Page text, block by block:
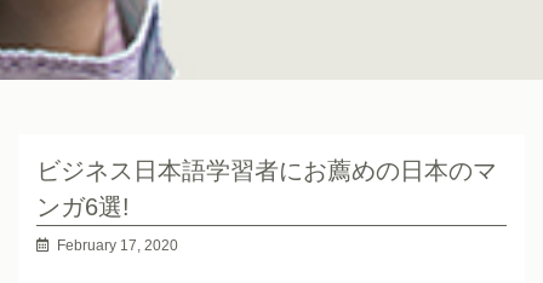
ビジネス日本語学習者にお薦めの日本のマ
ンガ6選!
February 17, 2020